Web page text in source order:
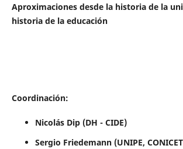
Aproximaciones desde la historia de la
historia de la educación
Coordinación:
Nicolás Dip (DH - CIDE)
Sergio Friedemann (UNIPE,